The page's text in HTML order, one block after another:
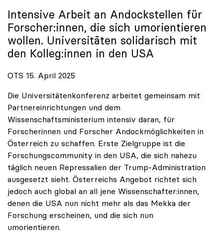
Intensive Arbeit an Andockstellen für
Forscher:innen, die sich umorientieren
wollen. Universitäten solidarisch mit
den Kolleg:innen in den USA
OTS 15. April 2025
Die Universitätenkonferenz arbeitet gemeinsam mit
Partnereinrichtungen und dem
Wissenschaftsministerium intensiv daran, für
Forscherinnen und Forscher Andockmöglichkeiten in
Österreich zu schaffen. Erste Zielgruppe ist die
Forschungscommunity in den USA, die sich nahezu
täglich neuen Repressalien der Trump-Administration
ausgesetzt sieht. Österreichs Angebot richtet sich
jedoch auch global an all jene Wissenschafter:innen,
denen die USA nun nicht mehr als das Mekka der
Forschung erscheinen, und die sich nun
umorientieren.